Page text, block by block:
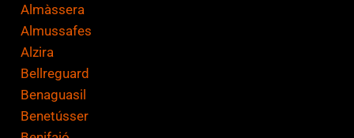
Almàssera
Almussafes
Alzira
Bellreguard
Benaguasil
Benetússer